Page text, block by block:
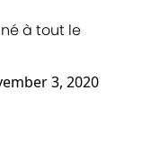
à tout le
3, 2020